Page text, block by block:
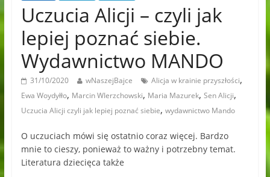
Uczucia Alicji – czyli jak
lepiej poznać siebie.
Wydawnictwo MANDO
31/10/2020 wNaszejBajce Alicja w krainie przyszłości,
Ewa Woydyłło, Marcin WIerzchowski, Maria Mazurek, Sen Alicji,
Uczucia Alicji czyli jak lepiej poznać siebie, wydawnictwo Mando
O uczuciach mówi się ostatnio coraz więcej. Bardzo
mnie to cieszy, ponieważ to ważny i potrzebny temat.
Literatura dziecięca także